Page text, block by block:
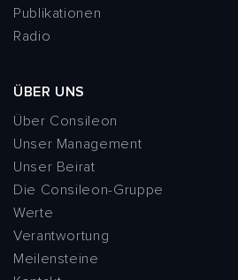
Publikationen
Radio
ÜBER UNS
Über Consileon
Unser Management
Unser Beirat
Die Consileon-Gruppe
Werte
Verantwortung
Meilensteine